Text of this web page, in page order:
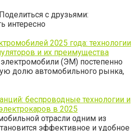
с друзьями:
интересно
2025 года: технологии
и их преимущества
(ЭМ) постепенно
долю автомобильного рынка,
беспроводные технологии и
в 2025
отрасли одним из
эффективное и удобное